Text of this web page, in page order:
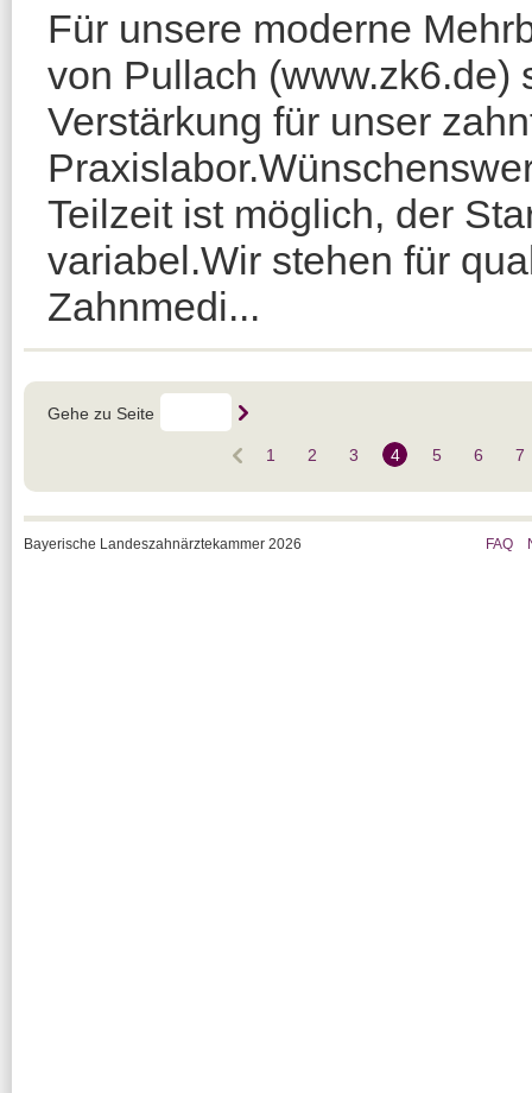
Für unsere moderne
von Pullach (www.zk6.de)
Verstärkung für unser
Teilzeit ist möglich, der
variabel.Wir stehen für
Zahnmedi...
Gehe zu Seite
1 2 3 4 5 6 7
Bayerische Landeszahnärztekammer 2026 FAQ